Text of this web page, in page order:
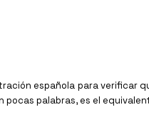
española para
palabras, es el